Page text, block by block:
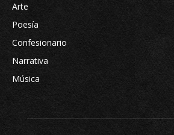
Arte
Poesía
Confesionario
Narrativa
Música